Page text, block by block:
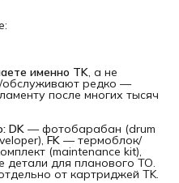
именно TK, а не
редко —
после многих тысяч
DK — фотобарабан (drum
FK — термоблок/
(maintenance kit),
детали для планового ТО.
от картриджей TK.